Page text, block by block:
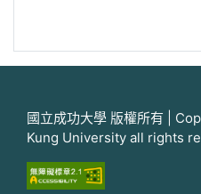
國立成功大學 版權所有 |
Kung University all rights